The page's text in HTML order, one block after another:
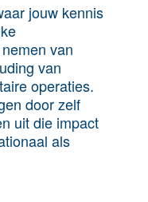
jouw kennis
van
van
operaties.
door zelf
uit die impact
als